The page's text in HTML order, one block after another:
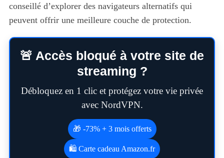
conseillé d’explorer des navigateurs alternatifs qui
peuvent offrir une meilleure couche de protection.
🚨 Accès bloqué à votre site de
streaming ?
Débloquez en 1 clic et protégez votre vie privée
avec NordVPN.
🎁 -73% + 3 mois offerts
🛍️ Carte cadeau Amazon.fr